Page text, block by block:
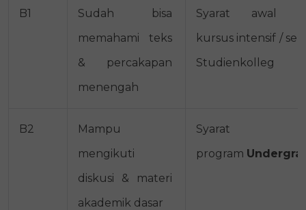
B1
Sudah bisa
memahami teks
& percakapan
menengah
Syarat awal
kursus intensif /
Studienkolleg
B2
Mampu
mengikuti
diskusi & materi
akademik dasar
Syarat
program